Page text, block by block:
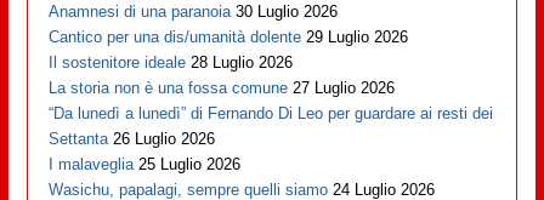
Anamnesi di una paranoia 30 Luglio 2026
Cantico per una dis/umanità dolente 29 Luglio 2026
Il sostenitore ideale 28 Luglio 2026
La storia non è una fossa comune 27 Luglio 2026
“Da lunedì a lunedì” di Fernando Di Leo per guardare ai resti dei
Settanta 26 Luglio 2026
I malaveglia 25 Luglio 2026
Wasichu, papalagi, sempre quelli siamo 24 Luglio 2026